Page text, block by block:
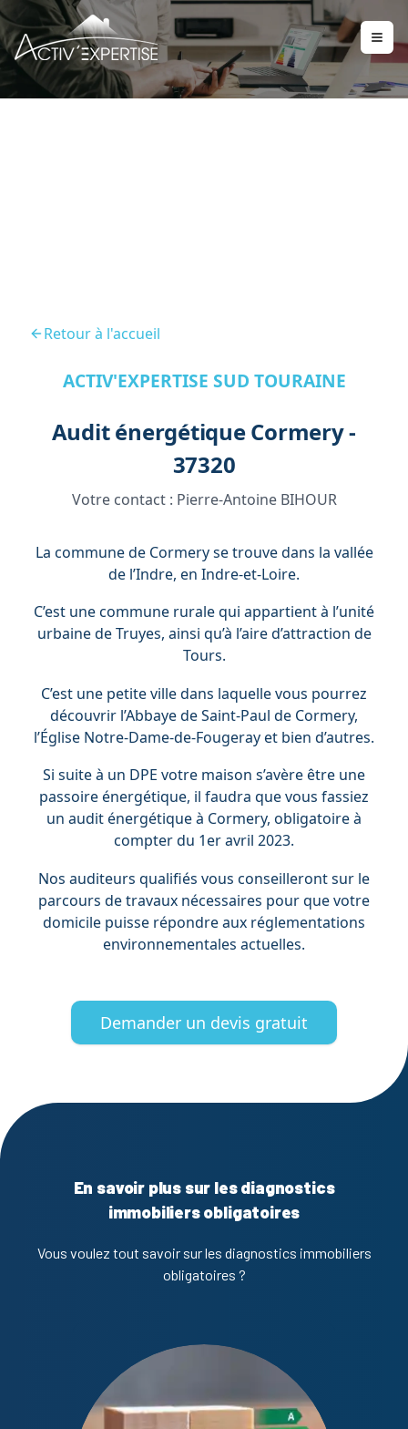
Retour à l'accueil
ACTIV'EXPERTISE SUD TOURAINE
Audit énergétique Cormery -
37320
Votre contact : Pierre-Antoine BIHOUR
La commune de Cormery se trouve dans la vallée
de l’Indre, en Indre-et-Loire.
C’est une commune rurale qui appartient à l’unité
urbaine de Truyes, ainsi qu’à l’aire d’attraction de
Tours.
C’est une petite ville dans laquelle vous pourrez
découvrir l’Abbaye de Saint-Paul de Cormery,
l’Église Notre-Dame-de-Fougeray et bien d’autres.
Si suite à un DPE votre maison s’avère être une
passoire énergétique, il faudra que vous fassiez
un audit énergétique à Cormery, obligatoire à
compter du 1er avril 2023.
Nos auditeurs qualifiés vous conseilleront sur le
parcours de travaux nécessaires pour que votre
domicile puisse répondre aux réglementations
environnementales actuelles.
Demander un devis gratuit
En savoir plus sur les diagnostics
immobiliers obligatoires
Vous voulez tout savoir sur les diagnostics immobiliers
obligatoires ?